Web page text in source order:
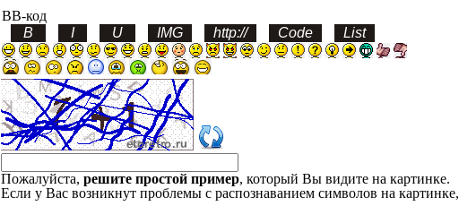
BB-код
Пожалуйста, решите простой пример, который Вы видите на картинке.
Если у Вас возникнут проблемы с распознаванием символов на картинке,